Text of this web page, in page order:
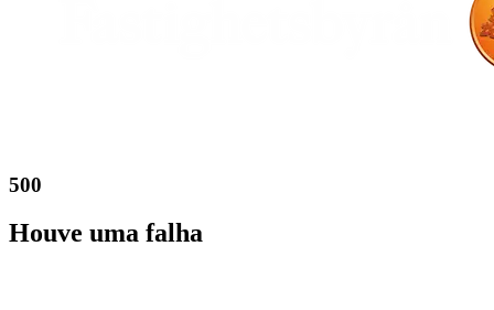
500
Houve uma falha